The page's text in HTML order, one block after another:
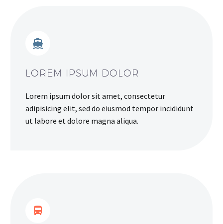


LOREM IPSUM DOLOR
Lorem ipsum dolor sit amet, consectetur
adipisicing elit, sed do eiusmod tempor incididunt
ut labore et dolore magna aliqua.

